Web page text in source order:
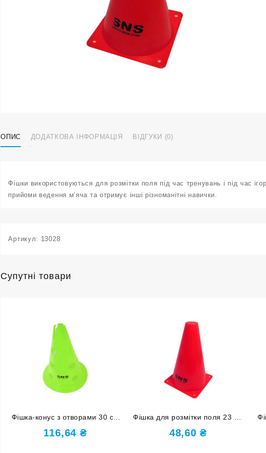
ОПИС ДОДАТКОВА ІНФОРМАЦІЯ ВІДГУКИ (0)
Фішки використовуються для розмітки поля під час тренувань і під час
прийоми ведення м’яча та отримує інші різноманітні навички.
Артикул: 13028
Супутні товари
Фішка-конус з отворами 30 см
O-83830 салатова
116,64 ₴
Фішка для розмітки поля 23 см
червона F-23cm-К
48,60₴